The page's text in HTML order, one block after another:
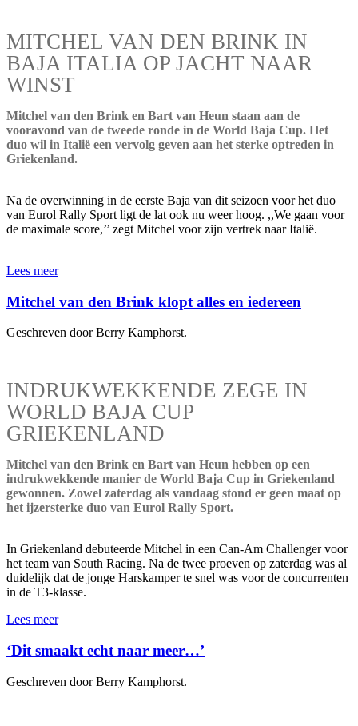
MITCHEL VAN DEN BRINK IN
BAJA ITALIA OP JACHT NAAR
WINST
Mitchel van den Brink en Bart van Heun staan aan de
vooravond van de tweede ronde in de World Baja Cup. Het
duo wil in Italië een vervolg geven aan het sterke optreden in
Griekenland.
Na de overwinning in de eerste Baja van dit seizoen voor het duo
van Eurol Rally Sport ligt de lat ook nu weer hoog. ,,We gaan voor
de maximale score,’’ zegt Mitchel voor zijn vertrek naar Italië.
Lees meer
Mitchel van den Brink klopt alles en iedereen
Geschreven door Berry Kamphorst.
INDRUKWEKKENDE ZEGE IN
WORLD BAJA CUP
GRIEKENLAND
Mitchel van den Brink en Bart van Heun hebben op een
indrukwekkende manier de World Baja Cup in Griekenland
gewonnen. Zowel zaterdag als vandaag stond er geen maat op
het ijzersterke duo van Eurol Rally Sport.
In Griekenland debuteerde Mitchel in een Can-Am Challenger voor
het team van South Racing. Na de twee proeven op zaterdag was al
duidelijk dat de jonge Harskamper te snel was voor de concurrenten
in de T3-klasse.
Lees meer
‘Dit smaakt echt naar meer…’
Geschreven door Berry Kamphorst.